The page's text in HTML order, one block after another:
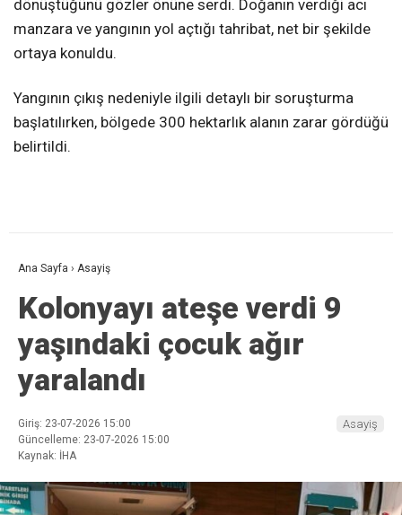
dönüştüğünü gözler önüne serdi. Doğanın verdiği acı
manzara ve yangının yol açtığı tahribat, net bir şekilde
ortaya konuldu.
Yangının çıkış nedeniyle ilgili detaylı bir soruşturma
başlatılırken, bölgede 300 hektarlık alanın zarar gördüğü
belirtildi.
Ana Sayfa › Asayiş
Kolonyayı ateşe verdi 9
yaşındaki çocuk ağır
yaralandı
Giriş: 23-07-2026 15:00
Güncelleme: 23-07-2026 15:00
Kaynak: İHA
Asayiş